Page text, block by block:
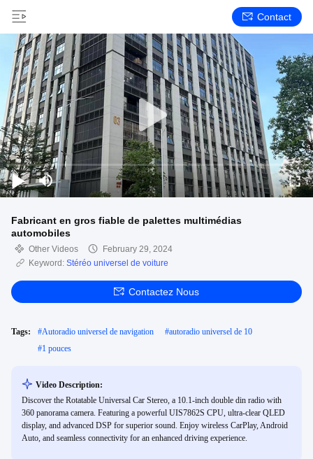
Contact
Fabricant en gros fiable de palettes multimédias
automobiles
Other Videos
February 29, 2024
Keyword: Stéréo universel de voiture
Contactez Nous
Tags: #Autoradio universel de navigation #autoradio universel de 10
#1 pouces
Video Description:
Discover the Rotatable Universal Car Stereo, a 10.1-inch double din radio with
360 panorama camera. Featuring a powerful UIS7862S CPU, ultra-clear QLED
display, and advanced DSP for superior sound. Enjoy wireless CarPlay, Android
Auto, and seamless connectivity for an enhanced driving experience.